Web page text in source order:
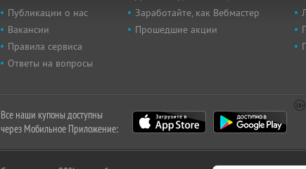
Публикации о нас
Вакансии
Правила сервиса
Ответы на вопросы
Заработайте, как Вебмастер
Прошедшие акции
Все наши купоны доступны
через Мобильное Приложение: